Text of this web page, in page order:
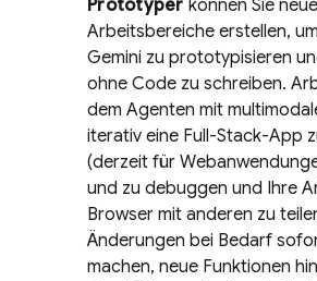
Prototyper können Sie neue
Arbeitsbereiche erstellen,
Gemini zu prototypisieren
ohne Code zu schreiben.
dem Agenten mit
iterativ eine Full-Stack-App
(derzeit für
und zu debuggen und Ihre
Browser mit anderen zu
Änderungen bei Bedarf
machen, neue Funktionen